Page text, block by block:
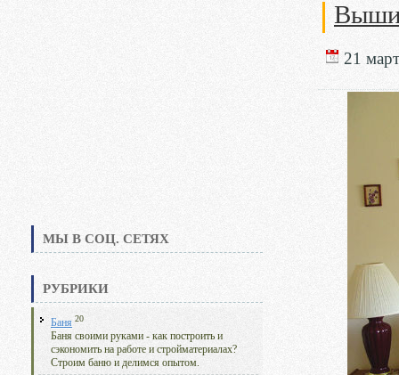
МЫ В СОЦ. СЕТЯХ
РУБРИКИ
Баня 20
Баня своими руками - как построить и
сэкономить на работе и стройматериалах?
Строим баню и делимся опытом.
21